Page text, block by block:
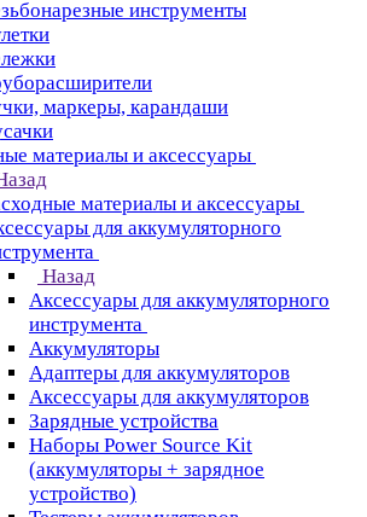
инструменты
маркеры, карандаши
материалы и аксессуары
материалы и аксессуары
для аккумуляторного
Назад
Аксессуары для аккумуляторного
инструмента
Aккумуляторы
Адаптеры для аккумуляторов
Аксессуары для аккумуляторов
Зарядные устройства
Наборы Power Source Kit
(аккумуляторы + зарядное
устройство)